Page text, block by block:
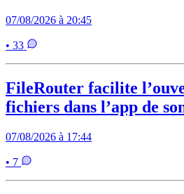
07/08/2026 à 20:45
• 33
FileRouter facilite
fichiers dans l’app de
07/08/2026 à 17:44
• 7